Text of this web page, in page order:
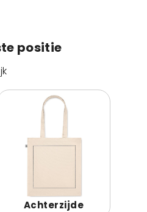
positie
Achterzijde